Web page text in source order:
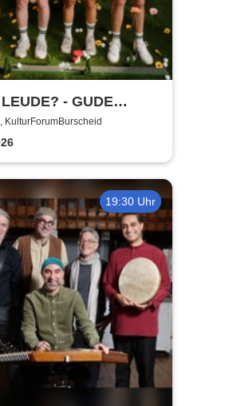
- GUDE
KulturForumBurscheid
19:30 Uhr